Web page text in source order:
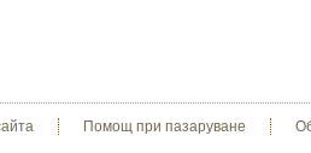
Помощ при пазаруване